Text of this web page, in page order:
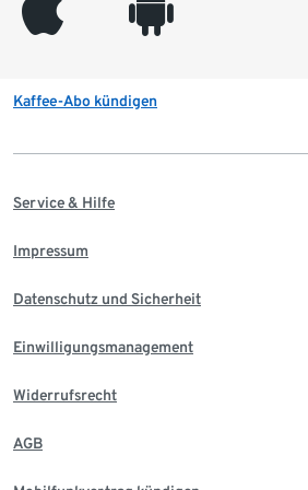
Kaffee-Abo kündigen
Service & Hilfe
Impressum
Datenschutz und Sicherheit
Einwilligungsmanagement
Widerrufsrecht
AGB